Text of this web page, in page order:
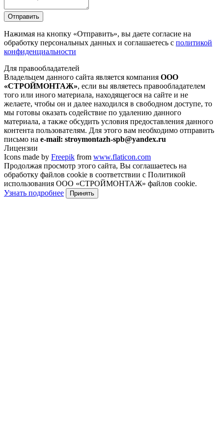
Отправить
Нажимая на кнопку «Отправить», вы даете согласие на
обработку персональных данных и соглашаетесь с политикой
конфиденциальности
Для правообладателей
Владельцем данного сайта является компания ООО
«СТРОЙМОНТАЖ», если вы являетесь правообладателем
того или иного материала, находящегося на сайте и не
желаете, чтобы он и далее находился в свободном доступе, то
мы готовы оказать содействие по удалению данного
материала, а также обсудить условия предоставления данного
контента пользователям. Для этого вам необходимо отправить
письмо на e-mail: stroymontazh-spb@yandex.ru
Лицензии
Icons made by Freepik from www.flaticon.com
Продолжая просмотр этого сайта, Вы соглашаетесь на
обработку файлов cookie в соответствии с Политикой
использования ООО «СТРОЙМОНТАЖ» файлов cookie.
Узнать подробнее
Принять